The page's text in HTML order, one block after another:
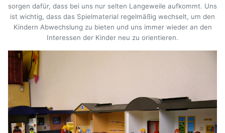
sorgen dafür, dass bei uns nur selten Langeweile aufkommt. Uns
ist wichtig, dass das Spielmaterial regelmäßig wechselt, um den
Kindern Abwechslung zu bieten und uns immer wieder an den
Interessen der Kinder neu zu orientieren.